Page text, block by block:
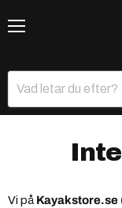
Vi på Kayakstore.se